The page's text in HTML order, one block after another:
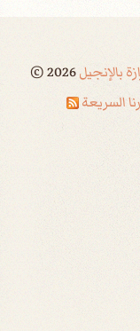
بالإنجيل ©2026
السريعة